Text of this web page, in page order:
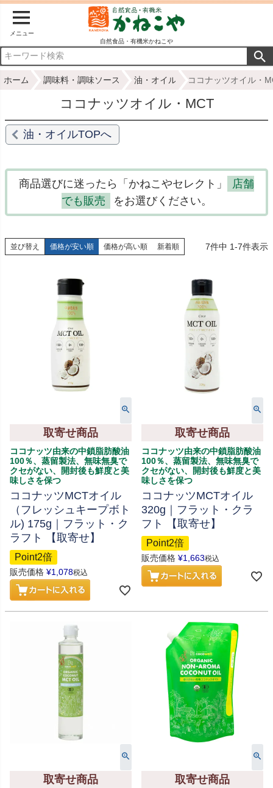
メニュー
自然食品・有機米かねこや
ホーム 調味料・調味ソース 油・オイル ココナッツオイル・
ココナッツオイル・MCT
油・オイルTOPへ
商品選びに迷ったら「かねこやセレクト」
店舗
でも販売
をお選びください。
並び替え 価格が安い順 価格が高い順 新着順 7件中 1-7件表示
取寄せ商品
ココナッツ由来の中鎖脂肪酸油
100％、蒸留製法、無味無臭で
クセがない、開封後も鮮度と美
味しさを保つ
ココナッツMCTオイル
（フレッシュキープボト
ル) 175g｜フラット・ク
ラフト 【取寄せ】
Point2倍
販売価格 ¥1,078税込
取寄せ商品
ココナッツ由来の中鎖脂肪酸油
100％、蒸留製法、無味無臭で
クセがない、開封後も鮮度と美
味しさを保つ
ココナッツMCTオイル
320g｜フラット・クラ
フト 【取寄せ】
Point2倍
販売価格 ¥1,663税込
取寄せ商品 取寄せ商品